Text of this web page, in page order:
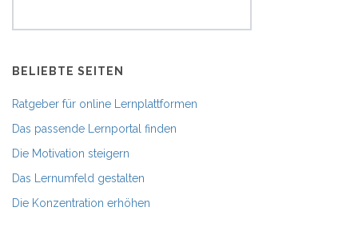
BELIEBTE SEITEN
Ratgeber für online Lernplattformen
Das passende Lernportal finden
Die Motivation steigern
Das Lernumfeld gestalten
Die Konzentration erhöhen